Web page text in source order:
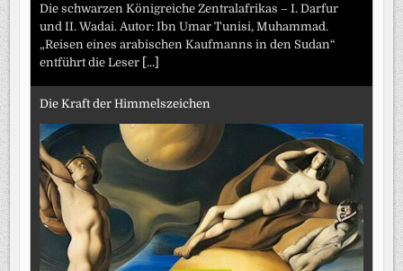
Die schwarzen Königreiche Zentralafrikas – I. Darfur
und II. Wadai. Autor: Ibn Umar Tunisi, Muhammad.
„Reisen eines arabischen Kaufmanns in den Sudan“
entführt die Leser [...]
Die Kraft der Himmelszeichen